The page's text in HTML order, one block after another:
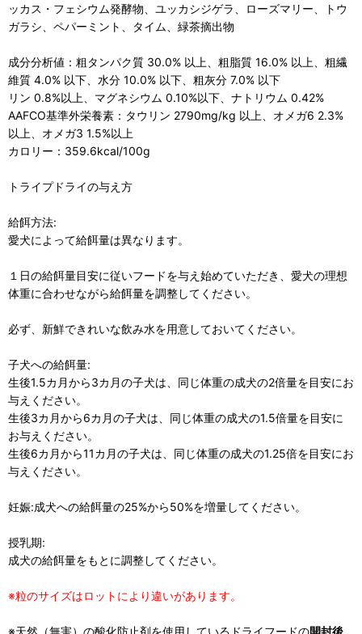
ッカス・フェシウム発酵物、ユッカシジゲラ、ローズマリー、トウ
ガラシ、ペパーミント、タイム、緑茶摘出物
成分分析値：粗タンパク質 30.0% 以上、粗脂質 16.0% 以上、粗繊
維質 4.0% 以下、水分 10.0% 以下、粗灰分 7.0% 以下
リン 0.8%以上、マグネシウム 0.10%以下、ナトリウム 0.42%
AAFCO基準外栄養素：タウリン 2790mg/kg 以上、オメガ6 2.3%
以上、オメガ3 1.5%以上
カロリー：359.6kcal/100g
トライプドライの与え方
給餌方法:
愛犬によって給餌量は異なります。
１日の給餌量目安に従いフードを与え始めていただき、愛犬の理想
体重に合わせながら給餌量を調整してください。
必ず、新鮮できれいな飲み水を用意しておいてください。
子犬への給餌量:
生後1.5カ月から3カ月の子犬は、同じ体重の成犬の2倍量を目安にお
与えください。
生後3カ月から6カ月の子犬は、同じ体重の成犬の1.5倍量を目安に
お与えください。
生後6カ月から11カ月の子犬は、同じ体重の成犬の1.25倍を目安にお
与えください。
妊娠:成犬への給餌量の25%から50%を増量してください。
授乳期:
成犬の給餌量をもとに調整してください。
※粒のサイズはロットにより違いがあります。
※天然（無害）の酸化防止剤を使用しているドライフードの開封後